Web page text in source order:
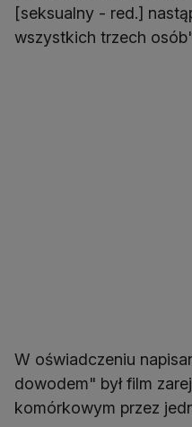
[seksualny - red.]
wszystkich trzech
W oświadczeniu
dowodem" był film
komórkowym przez